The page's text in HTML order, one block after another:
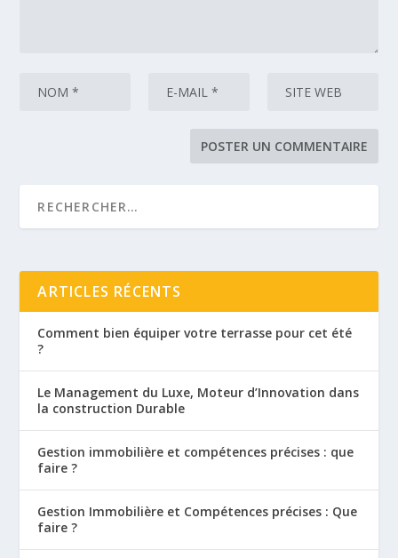
ARTICLES RÉCENTS
Comment bien équiper votre terrasse pour cet été
?
Le Management du Luxe, Moteur d’Innovation dans
la construction Durable
Gestion immobilière et compétences précises : que
faire ?
Gestion Immobilière et Compétences précises : Que
faire ?